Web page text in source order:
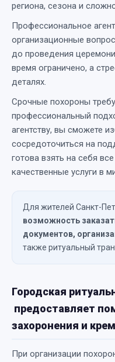
региона, сезона и
Профессиональное
организационные
до проведения
время ограничено, а
деталях.
Срочные похороны
профессиональный
агентству, вы сможете
сосредоточиться на
готова взять на себя
качественные услуги в
Для жителей Санкт-
возможность
документов,
также ритуальный
Городская
предоставляет
захоронения и
При организации